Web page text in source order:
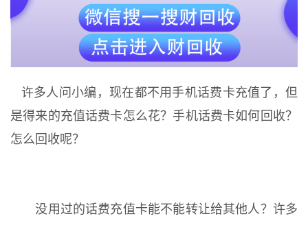
许多人问小编，现在都不用手机话费卡充值了，但
是得来的充值话费卡怎么花？手机话费卡如何回收？
怎么回收呢？
没用过的话费充值卡能不能转让给其他人？许多